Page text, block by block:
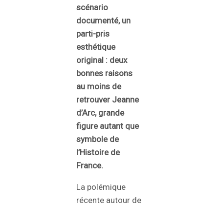
scénario
documenté, un
parti-pris
esthétique
original : deux
bonnes raisons
au moins de
retrouver Jeanne
d’Arc, grande
figure autant que
symbole de
l’Histoire de
France.
La polémique
récente autour de